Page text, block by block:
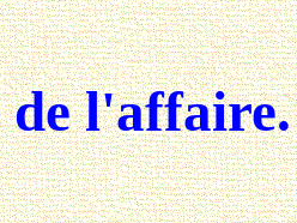
de l'affaire.